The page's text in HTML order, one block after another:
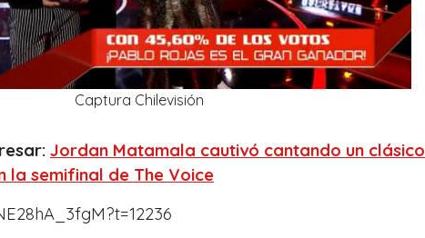
Captura Chilevisión
Jordan Matamala cautivó cantando un clásico
la semifinal de The Voice